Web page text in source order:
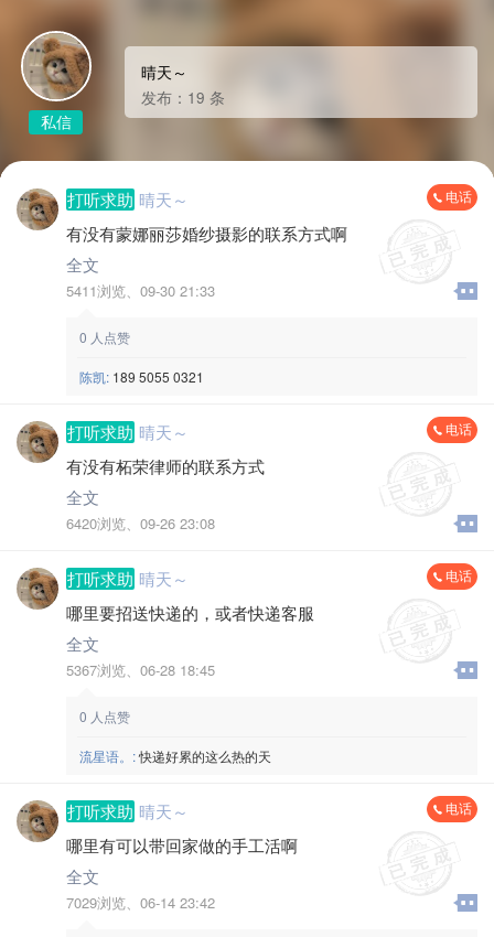
私信
晴天～
发布：19 条
打听求助 晴天～ 电话
有没有蒙娜丽莎婚纱摄影的联系方式啊
全文
5411浏览、 09-30 21:33
0 人点赞
陈凯: 189 5055 0321
打听求助 晴天～ 电话
有没有柘荣律师的联系方式
全文
6420浏览、 09-26 23:08
打听求助 晴天～ 电话
哪里要招送快递的，或者快递客服
全文
5367浏览、 06-28 18:45
0 人点赞
流星语。:快递好累的这么热的天
打听求助 晴天～ 电话
哪里有可以带回家做的手工活啊
全文
7029浏览、 06-14 23:42